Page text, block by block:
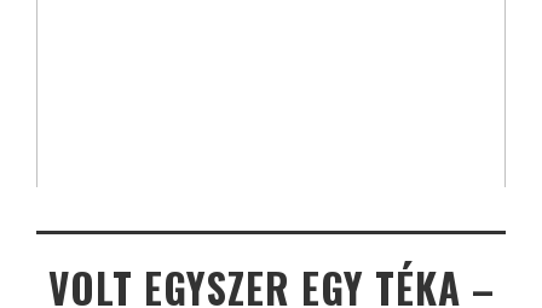
VOLT EGYSZER EGY TÉKA –